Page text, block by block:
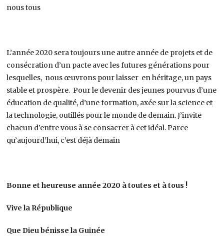
nous tous
L’année 2020 sera toujours une autre année de projets et de
consécration d’un pacte avec les futures générations pour
lesquelles, nous œuvrons pour laisser en héritage, un pays
stable et prospère. Pour le devenir des jeunes pourvus d’une
éducation de qualité, d’une formation, axée sur la science et
la technologie, outillés pour le monde de demain. J’invite
chacun d’entre vous à se consacrer à cet idéal. Parce
qu’aujourd’hui, c’est déjà demain
Bonne et heureuse année 2020 à toutes et à tous !
Vive la République
Que Dieu bénisse la Guinée